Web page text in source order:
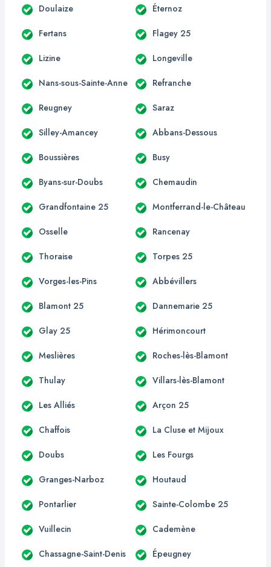
Doulaize Éternoz
Fertans Flagey 25
Lizine Longeville
Nans-sous-Sainte-Anne Refranche
Reugney Saraz
Silley-Amancey Abbans-Dessous
Boussières Busy
Byans-sur-Doubs Chemaudin
Grandfontaine 25 Montferrand-le-Château
Osselle Rancenay
Thoraise Torpes 25
Vorges-les-Pins Abbévillers
Blamont 25 Dannemarie 25
Glay 25 Hérimoncourt
Meslières Roches-lès-Blamont
Thulay Villars-lès-Blamont
Les Alliés Arçon 25
Chaffois La Cluse et Mijoux
Doubs Les Fourgs
Granges-Narboz Houtaud
Pontarlier Sainte-Colombe 25
Vuillecin Cademène
Chassagne-Saint-Denis Épeugney